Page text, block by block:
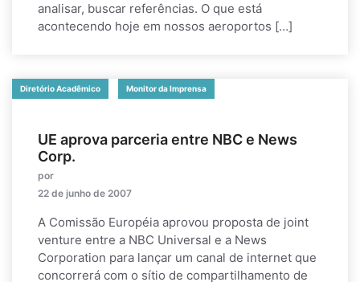
analisar, buscar referências. O que está
acontecendo hoje em nossos aeroportos […]
Diretório Acadêmico Monitor da Imprensa
UE aprova parceria entre NBC e News
Corp.
por
22 de junho de 2007
A Comissão Européia aprovou proposta de joint
venture entre a NBC Universal e a News
Corporation para lançar um canal de internet que
concorrerá com o sítio de compartilhamento de